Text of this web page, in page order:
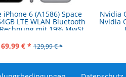
iPhone 6 (A1586) Space
LTE WLAN Bluetooth
mit 19% MwSt
69,99 € * 129,99 € *
Nvidia
Nvidia